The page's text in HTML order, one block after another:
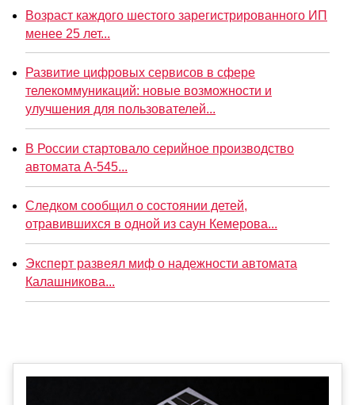
Возраст каждого шестого зарегистрированного ИП
менее 25 лет...
Развитие цифровых сервисов в сфере
телекоммуникаций: новые возможности и
улучшения для пользователей...
В России стартовало серийное производство
автомата А-545...
Следком сообщил о состоянии детей,
отравившихся в одной из саун Кемерова...
Эксперт развеял миф о надежности автомата
Калашникова...